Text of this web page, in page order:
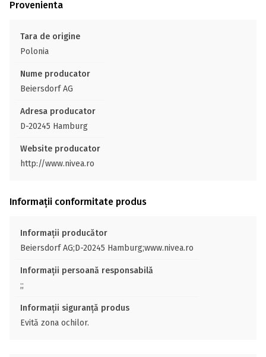
Provenienta
Tara de origine
Polonia
Nume producator
Beiersdorf AG
Adresa producator
D-20245 Hamburg
Website producator
http://www.nivea.ro
Informații conformitate produs
Informații producător
Beiersdorf AG;D-20245 Hamburg;www.nivea.ro
Informații persoană responsabilă
;;
Informații siguranță produs
Evită zona ochilor.